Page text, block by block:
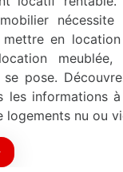
nécessite
mettre en
pose.
les informations
logements nu ou